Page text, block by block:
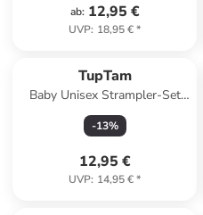
ab: 12,95 €
UVP: 18,95 €*
TupTam
Baby Unisex Strampler-Set
mit Aufdruck Spruch 2-tlg in
beige/braun
-13%
12,95 €
UVP: 14,95 €*